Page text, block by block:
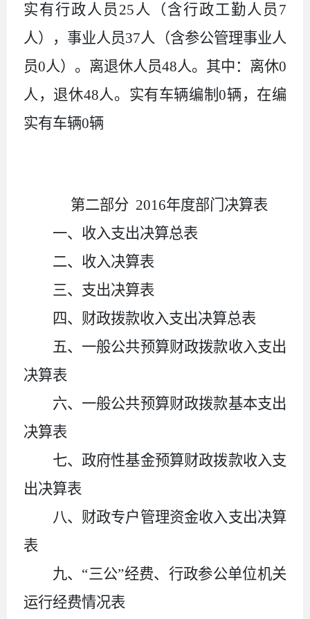
实有行政人员 25人（含行政工勤人员 7
人），事业人员37人（含参公管理事业人
员0人）。离退休人员48人。其中：离休0
人，退休48人。实有车辆编制0辆，在编
实有车辆0辆
第二部分 2016年度部门决算表
一、收入支出决算总表
二、收入决算表
三、支出决算表
四、财政拨款收入支出决算总表
五、一般公共预算财政拨款收入支出
决算表
六、一般公共预算财政拨款基本支出
决算表
七、政府性基金预算财政拨款收入支
出决算表
八、财政专户管理资金收入支出决算
表
九、 “三公”经费、行政参公单位机关
运行经费情况表